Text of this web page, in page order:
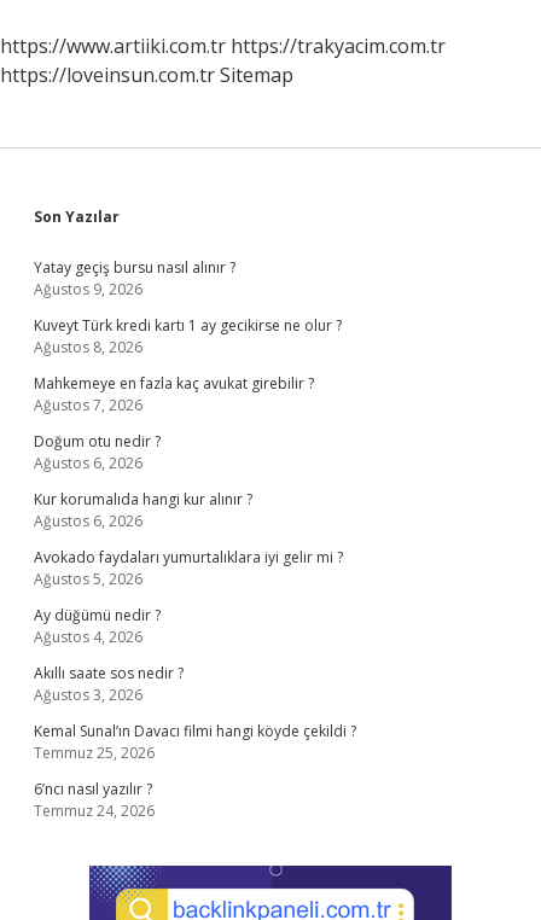
https://www.artiiki.com.tr https://trakyacim.com.tr
https://loveinsun.com.trSitemap
Sidebar
Son Yazılar
Yatay geçiş bursu nasıl alınır ?
Ağustos 9, 2026
Kuveyt Türk kredi kartı 1 ay gecikirse ne olur ?
Ağustos 8, 2026
Mahkemeye en fazla kaç avukat girebilir ?
Ağustos 7, 2026
Doğum otu nedir ?
Ağustos 6, 2026
Kur korumalıda hangi kur alınır ?
Ağustos 6, 2026
Avokado faydaları yumurtalıklara iyi gelir mi ?
Ağustos 5, 2026
Ay düğümü nedir ?
Ağustos 4, 2026
Akıllı saate sos nedir ?
Ağustos 3, 2026
Kemal Sunal’ın Davacı filmi hangi köyde çekildi ?
Temmuz 25, 2026
6’ncı nasıl yazılır ?
Temmuz 24, 2026